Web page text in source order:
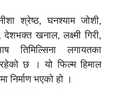
श्रेष्ठ, घनश्याम जोशी,
देशभक्त खनाल, लक्ष्मी गिरी,
लगायतका
छ । यो फिल्म हिमाल
निर्माण भएको हो ।